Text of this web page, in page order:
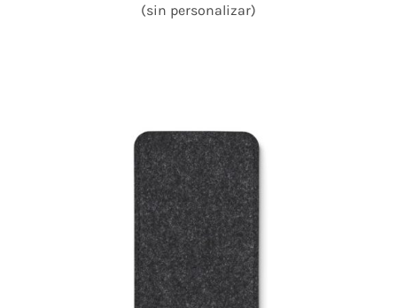
(sin personalizar)